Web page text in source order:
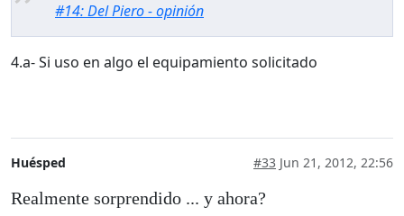
#14: Del Piero - opinión
4.a- Si uso en algo el equipamiento solicitado
Huésped #33 Jun 21, 2012, 22:56
Realmente sorprendido ... y ahora?